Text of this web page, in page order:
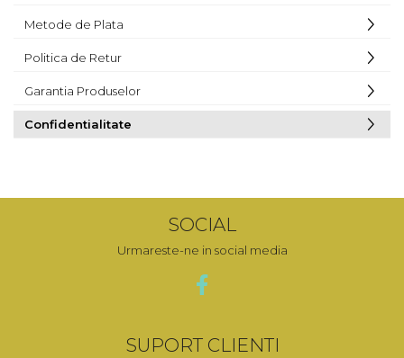
Metode de Plata
Politica de Retur
Garantia Produselor
Confidentialitate
SOCIAL
Urmareste-ne in social media
SUPORT CLIENTI